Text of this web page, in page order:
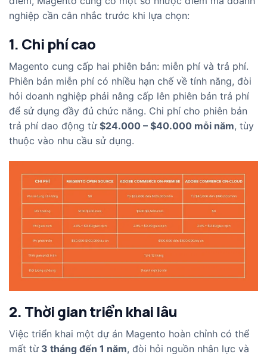
nghiệp cần cân nhắc trước khi lựa chọn:
1. Chi phí cao
Magento cung cấp hai phiên bản: miễn phí và trả phí.
Phiên bản miễn phí có nhiều hạn chế về tính năng, đòi
hỏi doanh nghiệp phải nâng cấp lên phiên bản trả phí
để sử dụng đầy đủ chức năng. Chi phí cho phiên bản
trả phí dao động từ$24.000 – $40.000 mỗi năm, tùy
thuộc vào nhu cầu sử dụng.
2. Thời gian triển khai lâu
Việc triển khai một dự án Magento hoàn chỉnh có thể
mất từ3 tháng đến 1 năm, đòi hỏi nguồn nhân lực và